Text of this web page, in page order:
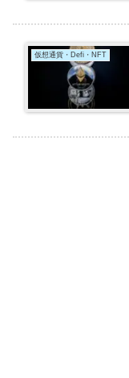
仮想通貨・Defi・NFT